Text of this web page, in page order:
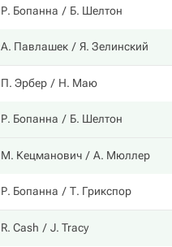
Р. Бопанна Б. Шелтон
А. Павлашек Я. Зелинский
П. Эрбер Н. Маю
Р. Бопанна Б. Шелтон
М. Кецманович А. Мюллер
Р. Бопанна Т. Грикспор
R. Cash J. Tracy